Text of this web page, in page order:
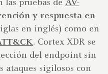
las pruebas de AV-
y respuesta en
en inglés) como en
. Cortex XDR se
del endpoint sin
ataques sigilosos con